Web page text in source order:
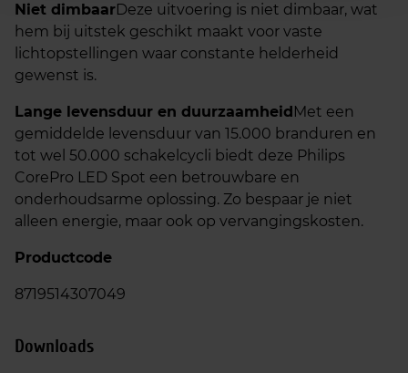
Niet dimbaarDeze uitvoering is niet dimbaar, wat
hem bij uitstek geschikt maakt voor vaste
lichtopstellingen waar constante helderheid
gewenst is.
Lange levensduur en duurzaamheidMet een
gemiddelde levensduur van 15.000 branduren en
tot wel 50.000 schakelcycli biedt deze Philips
CorePro LED Spot een betrouwbare en
onderhoudsarme oplossing. Zo bespaar je niet
alleen energie, maar ook op vervangingskosten.
Productcode
8719514307049
Downloads